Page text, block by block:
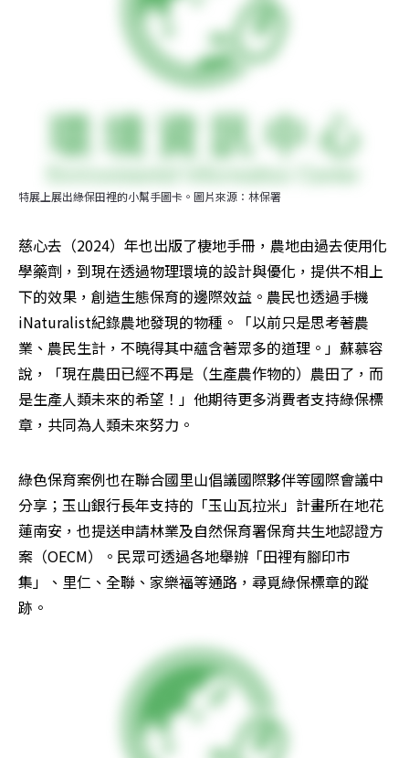
特展上展出綠保田裡的小幫手圖卡。圖片來源：林保署
慈心去（2024）年也出版了棲地手冊，農地由過去使用化
學藥劑，到現在透過物理環境的設計與優化，提供不相上
下的效果，創造生態保育的邊際效益。農民也透過手機
iNaturalist紀錄農地發現的物種。「以前只是思考著農
業、農民生計，不曉得其中蘊含著眾多的道理。」蘇慕容
說，「現在農田已經不再是（生產農作物的）農田了，而
是生產人類未來的希望！」他期待更多消費者支持綠保標
章，共同為人類未來努力。
綠色保育案例也在聯合國里山倡議國際夥伴等國際會議中
分享；玉山銀行長年支持的「玉山瓦拉米」計畫所在地花
蓮南安，也提送申請林業及自然保育署保育共生地認證方
案（OECM）。民眾可透過各地舉辦「田裡有腳印市
集」、里仁、全聯、家樂福等通路，尋覓綠保標章的蹤
跡。